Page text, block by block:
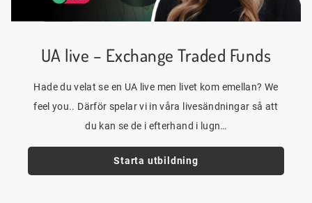
UA live – Exchange Traded Funds
Hade du velat se en UA live men livet kom emellan? We
feel you.. Därför spelar vi in våra livesändningar så att
du kan se de i efterhand i lugn…
Starta utbildning